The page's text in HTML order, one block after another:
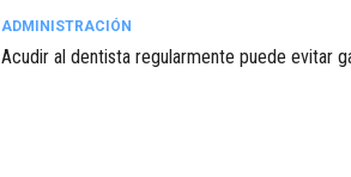
ADMINISTRACIÓN
Acudir al dentista regularmente puede evitar